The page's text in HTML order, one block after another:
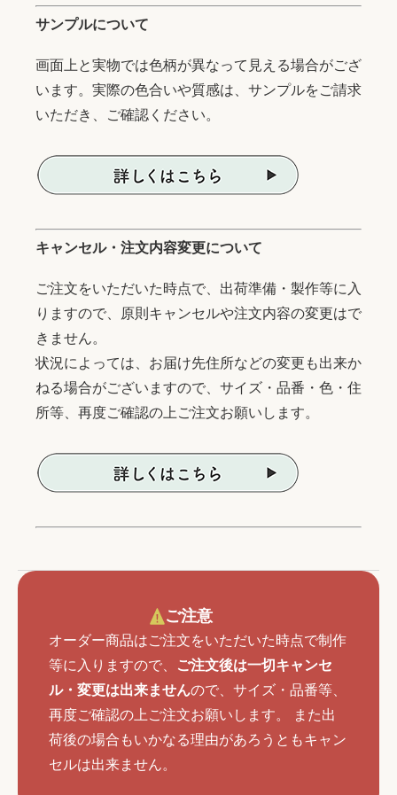
サンプルについて
画面上と実物では色柄が異なって見える場合がござ
います。実際の色合いや質感は、サンプルをご請求
いただき、ご確認ください。
キャンセル・注文内容変更について
ご注文をいただいた時点で、出荷準備・製作等に入
りますので、原則キャンセルや注文内容の変更はで
きません。
状況によっては、お届け先住所などの変更も出来か
ねる場合がございますので、サイズ・品番・色・住
所等、再度ご確認の上ご注文お願いします。
ご注意
オーダー商品はご注文をいただいた時点で制作
等に入りますので、
ご注文後は一切キャンセ
ル・変更は出来ませんので、サイズ・品番等、
再度ご確認の上ご注文お願いします。 また出
荷後の場合もいかなる理由があろうともキャン
セルは出来ません。